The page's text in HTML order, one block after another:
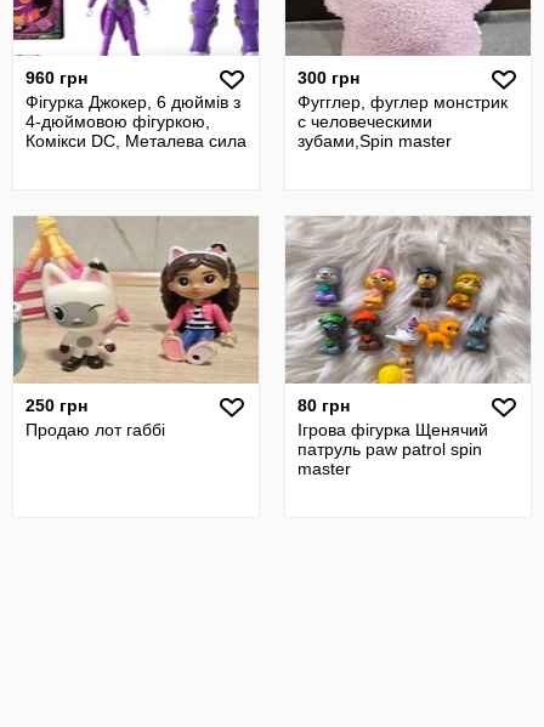
960 грн
Фігурка Джокер, 6 дюймів з
4-дюймовою фігуркою,
Комікси DC, Металева сила
300 грн
Фугглер, фуглер монстрик
с человеческими
зубами,Spin master
250 грн
Продаю лот габбі
80 грн
Ігрова фігурка Щенячий
патруль paw patrol spin
master